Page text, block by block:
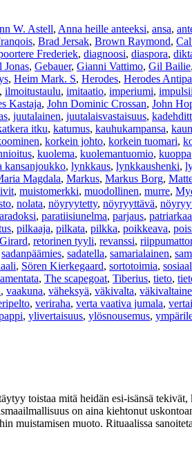
W. Astell, Anna heille anteeksi, ansa,
, Brad Jersak, Brown Raymond,
Frederiek, diagnoosi, diaspora,
Jonas, Gebauer, Gianni Vattimo, Gil Bailie,
, Heim Mark. S, Herodes, Herodes
, ilmoitustaulu, imitaatio, imperiumi,
Kastaja, John Dominic Crossan, John
, juutalainen, juutalaisvastaisuus,
itku, katumus, kauhukampansa,
, korkein johto, korkein tuomari,
, kuolema, kuolemantuomio, kuoppa
kansanjoukko, lynkkaus, lynkkaushenki,
Magdala, Markus, Markus Borg,
, muistomerkki, muodollinen, murre,
, nolata, nöyryytetty, nöyryyttävä,
, paratiisiunelma, parjaus,
, pilkaaja, pilkata, pilkka, poikkeava,
, retorinen tyyli, revanssi,
sadanpäämies, sadatella, samarialainen,
, Sören Kierkegaard, sortotoimia,
, The scapegoat, Tiberius, tieto,
, vaakuna, väheksyä, väkivalta,
, veriraha, verta vaativa jumala,
, ylivertaisuus, ylösnousemus,
toistaa mitä heidän esi-isänsä
on aina kiehtonut
muistamisen muoto. Rituaalissa